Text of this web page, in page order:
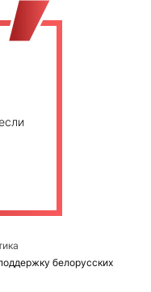
белорусских